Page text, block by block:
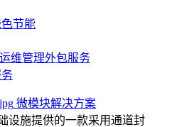
节能
维管理外包服务
微模块解决方案
设施提供的一款采用通道封